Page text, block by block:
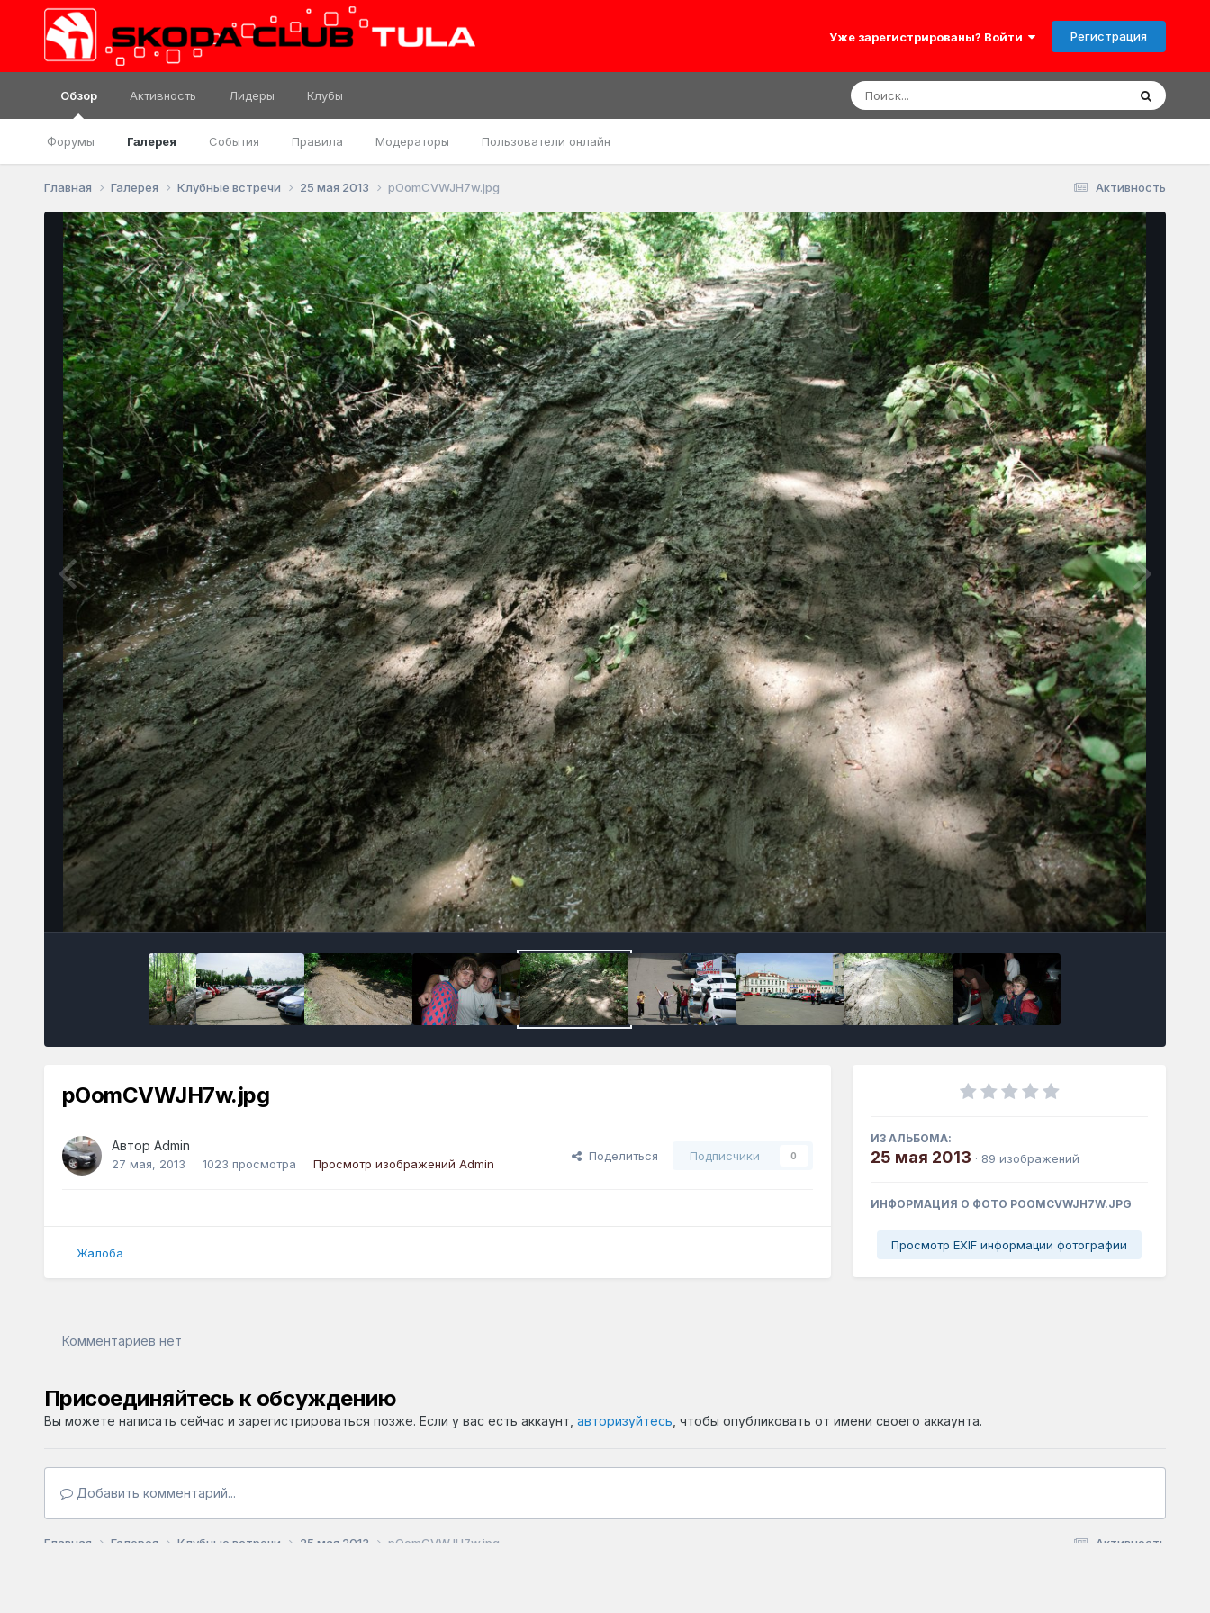
Уже зарегистрированы? Войти Регистрация
Обзор
Форумы Галерея События Правила Модераторы Пользователи онлайн
Активность Лидеры Клубы
Активность
Главная Галерея Клубные встречи 25 мая 2013 pOomCVWJH7w.jpg
Инструменты
pOomCVWJH7w.jpg
Автор Admin
27 мая, 2013 1023 просмотра Просмотр изображений Admin
Поделиться Подписчики 0
Жалоба
ИЗ АЛЬБОМА:
25 мая 2013 · 89 изображений
ИНФОРМАЦИЯ О ФОТО POOMCVWJH7W.JPG
Просмотр EXIF информации фотографии
Комментариев нет
Присоединяйтесь к обсуждению
Вы можете написать сейчас и зарегистрироваться позже. Если у вас есть аккаунт, авторизуйтесь , чтобы опубликовать от имени своего аккаунта.
Добавить комментарий...
Активность
Главная Галерея Клубные встречи 25 мая 2013 pOomCVWJH7w.jpg